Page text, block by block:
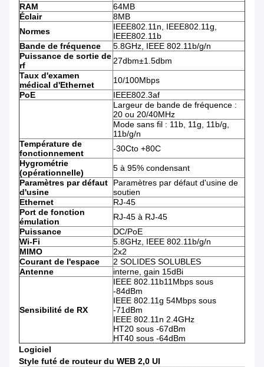
RAM
64MB
Éclair
8MB
Normes
IEEE802.11n, IEEE802.11g,
IEEE802.11b
Bande de fréquence
5.8GHz, IEEE 802.11b/g/n
Puissance de sortie de
rf
27dbm±1.5dbm
Taux d'examen
médical d'Ethernet
10/100Mbps
PoE
IEEE802.3af
Largeur de bande de fréquence :
20 ou 20/40MHz
Mode sans fil : 11b, 11g, 11b/g,
11b/g/n
Température de
fonctionnement
-30Cto +80C
Hygrométrie
(opérationnelle)
5 à 95% condensant
Paramètres par défaut
d'usine
Paramètres par défaut d'usine de
soutien
Ethernet
RJ-45
Port de fonction
émulation
RJ-45 à RJ-45
Puissance
DC/PoE
Wi-Fi
5.8GHz, IEEE 802.11b/g/n
MIMO
2x2
Courant de l'espace
2 SOLIDES SOLUBLES
Antenne
interne, gain 15dBi
Sensibilité de RX
IEEE 802.11b11Mbps sous
-84dBm
IEEE 802.11g 54Mbps sous
-71dBm
IEEE 802.11n 2.4GHz
HT20 sous -67dBm
HT40 sous -64dBm
Logiciel
Style futé de routeur du WEB 2,0 UI